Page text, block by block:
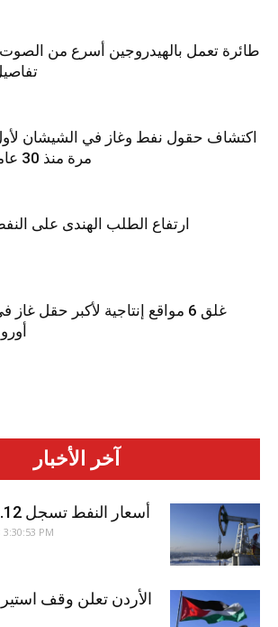
طائرة تعمل بالهيدروجين أسرع من
اكتشاف حقول نفط وغاز في الشيشان
مرة منذ 30 عاماً
ارتفاع الطلب الهندى على
غلق 6 مواقع إنتاجية لأكبر حقل غاز
آخر الأخبار
أسعار النفط تسجل 85.12 دولار للبرميل
PM
الأردن تعلن وقف